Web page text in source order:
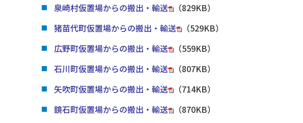
泉崎村仮置場からの搬出・輸送
（829KB）
猪苗代町仮置場からの搬出・輸送
（529KB）
広野町仮置場からの搬出・輸送
（559KB）
石川町仮置場からの搬出・輸送
（807KB）
矢吹町仮置場からの搬出・輸送
（714KB）
鏡石町仮置場からの搬出・輸送
（870KB）